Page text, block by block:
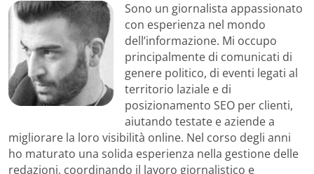
Sono un giornalista appassionato
con esperienza nel mondo
dell’informazione. Mi occupo
principalmente di comunicati di
genere politico, di eventi legati al
territorio laziale e di
posizionamento SEO per clienti,
aiutando testate e aziende a
migliorare la loro visibilità online. Nel corso degli anni
ho maturato una solida esperienza nella gestione delle
redazioni, coordinando il lavoro giornalistico e